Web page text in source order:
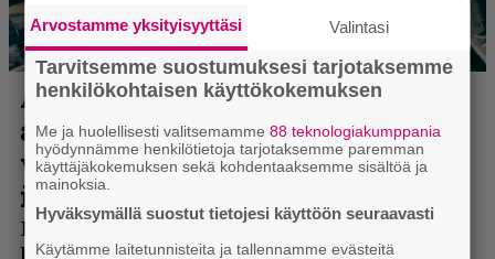
Arvostamme yksityisyyttäsi Valintasi
Tarvitsemme suostumuksesi tarjotaksemme
henkilökohtaisen käyttökokemuksen
Me ja huolellisesti valitsemamme88 teknologiakumppania
hyödynnämme henkilötietoja tarjotaksemme paremman
käyttäjäkokemuksen sekä kohdentaaksemme sisältöä ja
mainoksia.
Hyväksymällä suostut tietojesi käyttöön seuraavasti
Käytämme laitetunnisteita ja tallennamme evästeitä